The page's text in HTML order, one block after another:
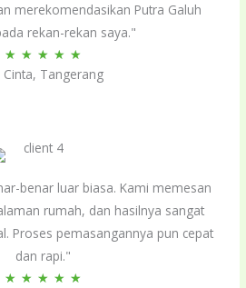
merekomendasikan Putra Galuh
rekan-rekan saya."
★ ★ ★ ★ ★Rated
5
Cinta, Tangerang
benar luar biasa. Kami memesan
rumah, dan hasilnya sangat
Proses pemasangannya pun cepat
dan rapi."
★ ★ ★ ★ ★Rated